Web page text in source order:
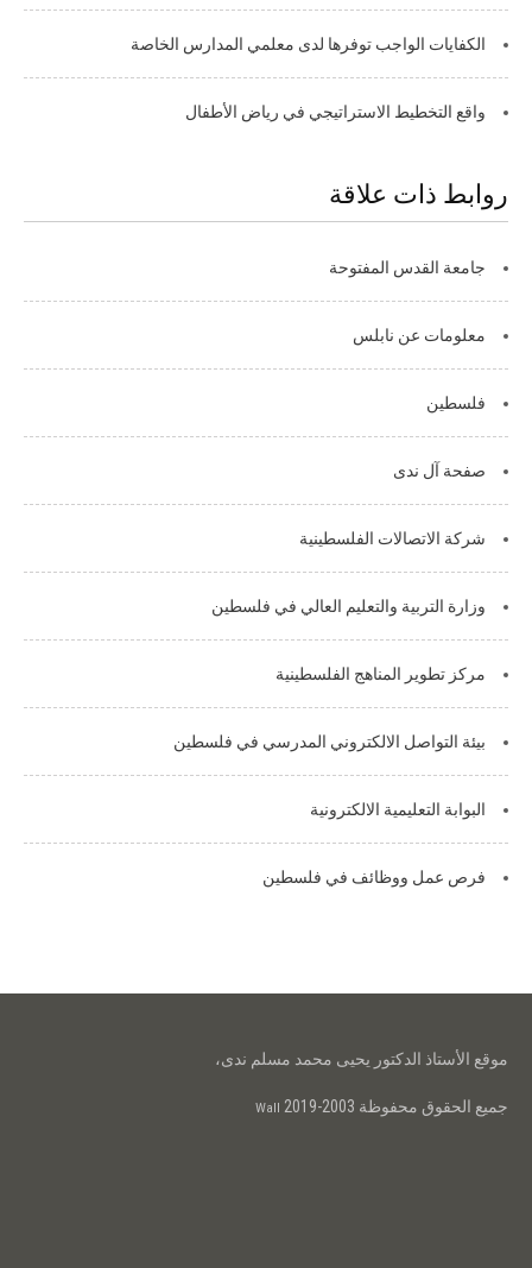
الكفايات الواجب توفرها لدى معلمي المدارس الخاصة
واقع التخطيط الاستراتيجي في رياض الأطفال
روابط ذات علاقة
جامعة القدس المفتوحة
معلومات عن نابلس
فلسطين
صفحة آل ندى
شركة الاتصالات الفلسطينية
وزارة التربية والتعليم العالي في فلسطين
مركز تطوير المناهج الفلسطينية
بيئة التواصل الالكتروني المدرسي في فلسطين
البوابة التعليمية الالكترونية
فرص عمل ووظائف في فلسطين
موقع الأستاذ الدكتور يحيى محمد مسلم ندى،
جميع الحقوق محفوظة 2003-2019 Wall